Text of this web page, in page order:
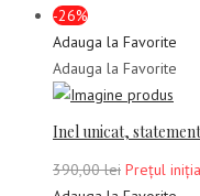
-26%
Adauga la Favorite
Adauga la Favorite
Inel unicat,
390,00lei Prețul